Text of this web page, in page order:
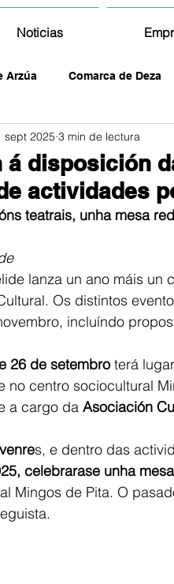
Noticias
Arzúa Comarca de Deza
á disposición
actividades
sept 2025 3 min de lectura
teatrais, unha mesa
lanza un ano máis
Os distintos
incluíndo
26 de setembro terá
no centro sociocultural
a cargo da Asociación
s, e dentro das
celebrarase unha
Mingos de Pita. O